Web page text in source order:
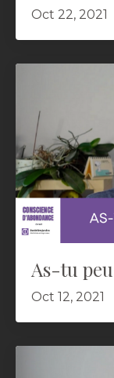
Oct 22, 2021
As-tu
Oct 12, 2021